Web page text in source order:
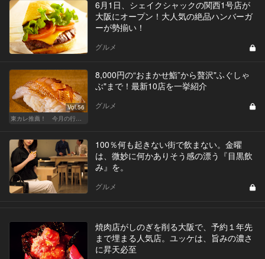
6月1日、シェイクシャックの関西1号店が
大阪にオープン！大人気の絶品ハンバーガ
ーが勢揃い！
グルメ
Vol.56
東カレ推薦！ 今月の行くべき店
8,000円の“おまかせ鮨”から贅沢"ふぐしゃ
ぶ"まで！最新10店を一挙紹介
グルメ
100％何も起きない街で飲まない。金曜
は、微妙に何かありそう感の漂う『目黒飲
み』を。
グルメ
焼肉店がしのぎを削る大阪で、予約１年先
まで埋まる人気店。ユッケは、旨みの濃さ
に昇天必至